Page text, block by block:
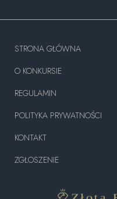
STRONA GŁÓWNA
O KONKURSIE
REGULAMIN
POLITYKA PRYWATNOŚCI
KONTAKT
ZGŁOSZENIE